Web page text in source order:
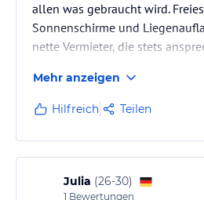
allen was gebraucht wird.
Sonnenschirme und
nette Vermieter, die stets
gepflegter Garten. Am
den Atlantik. Morgens mit einem
Terrasse zu sitzen und die
ein Traum.
Mehr anzeigen
Hilfreich Teilen
Julia (26-30)
1 Bewertungen